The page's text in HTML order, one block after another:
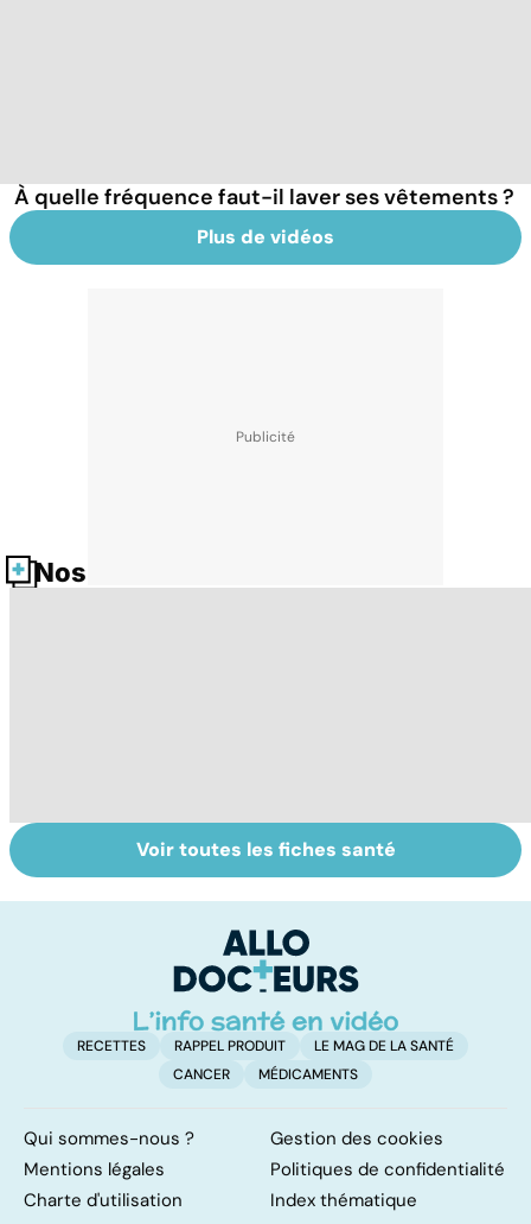
À quelle fréquence faut-il laver ses vêtements ?
Plus de vidéos
Nos fiches santé
La tuberculose
pulmonaire
Tout savoir sur
les infections
Voir toutes les fiches santé
RECETTES RAPPEL PRODUIT
LE MAG DE LA SANTÉ
CANCER
MÉDICAMENTS
Qui sommes-nous ?
Gestion des cookies
Mentions légales
Politiques de confidentialité
Charte d'utilisation
Index thématique